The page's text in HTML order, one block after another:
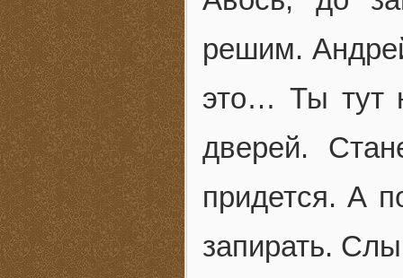
решим.
это… Ты тут
дверей.
придется. А
запирать.